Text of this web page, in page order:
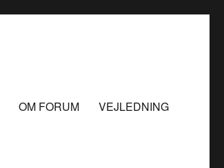
OM FORUM VEJLEDNING